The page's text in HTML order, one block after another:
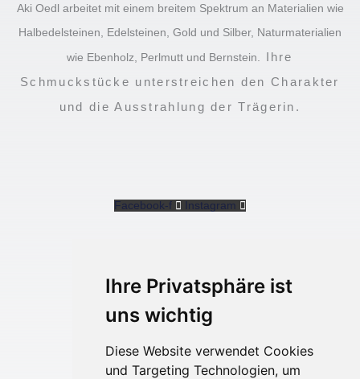
Ihre Privatsphäre ist
uns wichtig
Diese Website verwendet Cookies
und Targeting Technologien, um
Aki Oedl arbeitet mit einem breitem Spektrum an Materialien wie
Halbedelsteinen, Edelsteinen, Gold und Silber, Naturmaterialien
wie Ebenholz, Perlmutt und Bernstein.
Ihre
Schmuckstücke unterstreichen den Charakter
und die Ausstrahlung der Trägerin.
Facebook-f Instagram
Zum Onlineshop
Ringe kaufen
Ketten kaufen